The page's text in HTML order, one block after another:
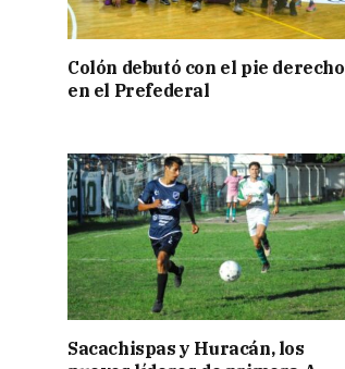
Colón debutó con el pie derecho
en el Prefederal
Sacachispas y Huracán, los